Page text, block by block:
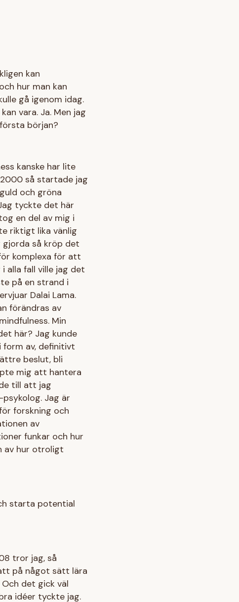
kan
hur man kan
gå igenom idag.
vara. Ja. Men jag
början?
kanske har lite
så startade jag
och gröna
tyckte det här
en del av mig i
riktigt lika vänlig
gjorda så kröp det
komplexa för att
alla fall ville jag det
på en strand i
Dalai Lama.
förändras av
Min
här? Jag kunde
av, definitivt
beslut, bli
mig att hantera
till att jag
Jag är
forskning och
av
funkar och hur
av hur otroligt
starta potential
tror jag, så
på något sätt lära
det gick väl
idéer tyckte jag.